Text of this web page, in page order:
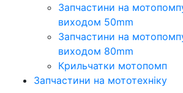
Запчастини на
виходом 50mm
Запчастини на
виходом 80mm
Крильчатки мотопомп
Запчастини на мототехніку